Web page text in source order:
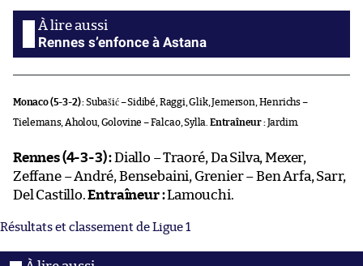
Rennes s’enfonce à Astana
Monaco (5-3-2) :Subašić – Sidibé, Raggi, Glik, Jemerson, Henrichs –
Tielemans, Aholou, Golovine – Falcao, Sylla. Entraîneur :Jardim.
Rennes (4-3-3) :Diallo – Traoré, Da Silva, Mexer,
Zeffane – André, Bensebaini, Grenier – Ben Arfa, Sarr,
Del Castillo.Entraîneur :Lamouchi.
Résultats et classement de Ligue 1